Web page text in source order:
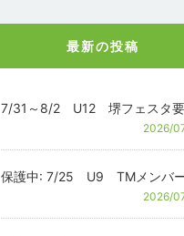
最新の投稿
7/31～8/2 U12 堺フェスタ
2026/
保護中: 7/25 U9 TMメンバ
2026/